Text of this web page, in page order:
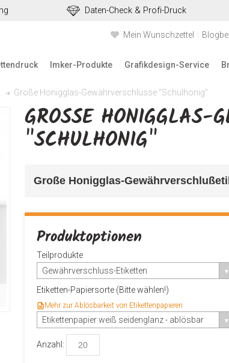
Daten-Check & Profi-Druck
Mein Wunschzettel
Imker-Produkte Grafikdesign-Service
Große Honigglas-Gewährverschlüsse "Schulhonig"
GROSSE HONIGGLAS-
SCHULHONIG"
Große Honigglas-
Produktoptionen
Teilprodukte
Gewährverschluss-Etiketten
Etiketten-Papiersorte (Bitte wählen!)
Mehr zur Ablösbarkeit von Etikettenpapieren
Etikettenpapier weiß seidenglanz - ablösbar
Anzahl: